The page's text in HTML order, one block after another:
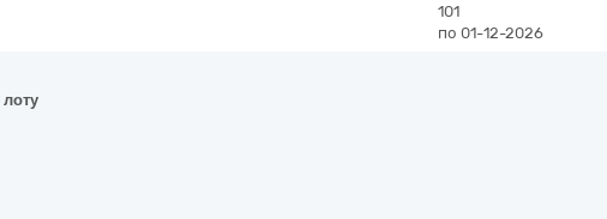
101
по 01-12-2026
лоту